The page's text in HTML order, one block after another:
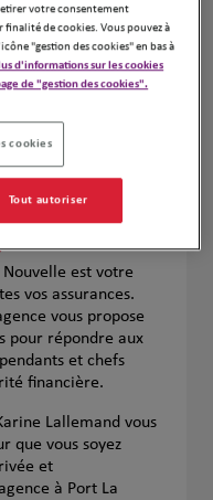
Nouvelle est votre
vos assurances.
vous propose
pour répondre aux
et chefs
financière.
Lallemand vous
que vous soyez
et
à Port La
votre consentement
de cookies. Vous pouvez à
"gestion des cookies" en bas à
d'informations sur les cookies
de "gestion des cookies".
cookies
Tout autoriser